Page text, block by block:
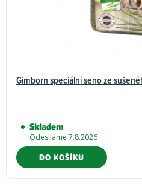
Gimborn speciální seno ze
Skladem
Odesíláme 7.8.2026
DO KOŠÍKU